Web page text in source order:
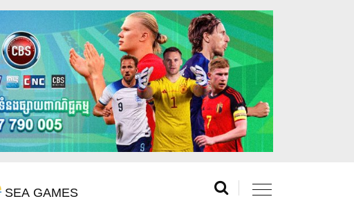
SEA GAMES